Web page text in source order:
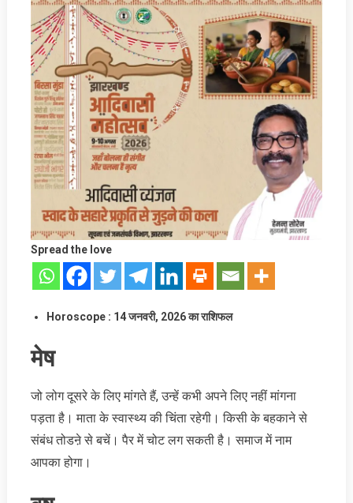
Spread the love
Horoscope : 14जनवरी, 2026का राशिफल
मेष
जो लोग दूसरे के लिए मांगते हैं, उन्हें कभी अपने लिए नहीं मांगना
पड़ता है। माता के स्वास्थ्य की चिंता रहेगी। किसी के बहकाने से
संबंध तोडऩे से बचें। पैर में चोट लग सकती है। समाज में नाम
आपका होगा।